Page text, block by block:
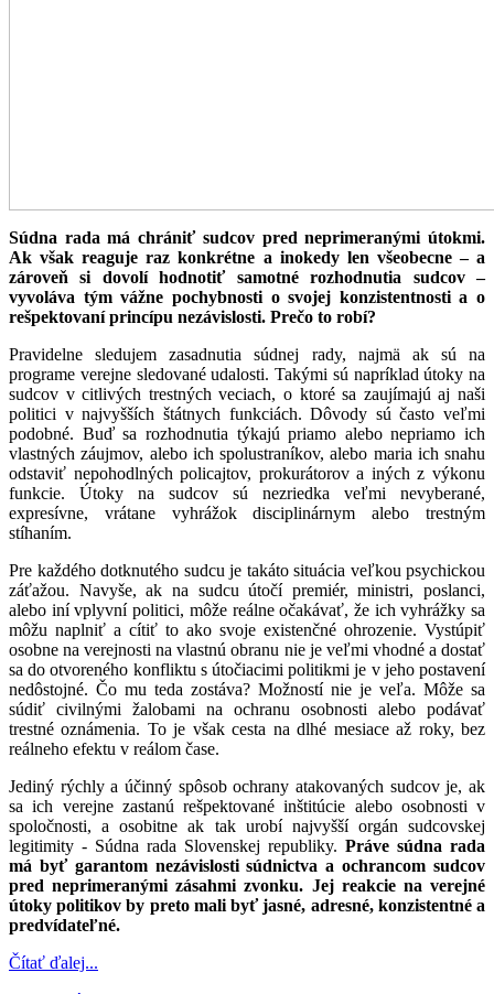
Súdna rada má chrániť sudcov pred neprimeranými útokmi.
Ak však reaguje raz konkrétne a inokedy len všeobecne – a
zároveň si dovolí hodnotiť samotné rozhodnutia sudcov –
vyvoláva tým vážne pochybnosti o svojej konzistentnosti a o
rešpektovaní princípu nezávislosti. Prečo to robí?
Pravidelne sledujem zasadnutia súdnej rady, najmä ak sú na
programe verejne sledované udalosti. Takými sú napríklad útoky na
sudcov v citlivých trestných veciach, o ktoré sa zaujímajú aj naši
politici v najvyšších štátnych funkciách. Dôvody sú často veľmi
podobné. Buď sa rozhodnutia týkajú priamo alebo nepriamo ich
vlastných záujmov, alebo ich spolustraníkov, alebo maria ich snahu
odstaviť nepohodlných policajtov, prokurátorov a iných z výkonu
funkcie. Útoky na sudcov sú nezriedka veľmi nevyberané,
expresívne, vrátane vyhrážok disciplinárnym alebo trestným
stíhaním.
Pre každého dotknutého sudcu je takáto situácia veľkou psychickou
záťažou. Navyše, ak na sudcu útočí premiér, ministri, poslanci,
alebo iní vplyvní politici, môže reálne očakávať, že ich vyhrážky sa
môžu naplniť a cítiť to ako svoje existenčné ohrozenie. Vystúpiť
osobne na verejnosti na vlastnú obranu nie je veľmi vhodné a dostať
sa do otvoreného konfliktu s útočiacimi politikmi je v jeho postavení
nedôstojné. Čo mu teda zostáva? Možností nie je veľa. Môže sa
súdiť civilnými žalobami na ochranu osobnosti alebo podávať
trestné oznámenia. To je však cesta na dlhé mesiace až roky, bez
reálneho efektu v reálom čase.
Jediný rýchly a účinný spôsob ochrany atakovaných sudcov je, ak
sa ich verejne zastanú rešpektované inštitúcie alebo osobnosti v
spoločnosti, a osobitne ak tak urobí najvyšší orgán sudcovskej
legitimity - Súdna rada Slovenskej republiky. Práve súdna rada
má byť garantom nezávislosti súdnictva a ochrancom sudcov
pred neprimeranými zásahmi zvonku. Jej reakcie na verejné
útoky politikov by preto mali byť jasné, adresné, konzistentné a
predvídateľné.
Čítať ďalej...